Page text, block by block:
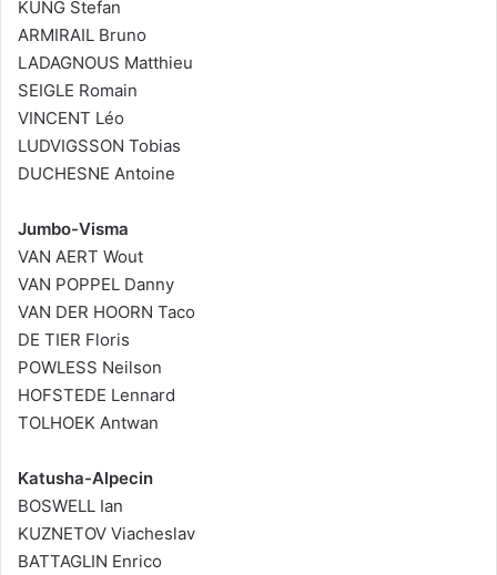
KUNG Stefan
ARMIRAIL Bruno
LADAGNOUS Matthieu
SEIGLE Romain
VINCENT Léo
LUDVIGSSON Tobias
DUCHESNE Antoine
Jumbo-Visma
VAN AERT Wout
VAN POPPEL Danny
VAN DER HOORN Taco
DE TIER Floris
POWLESS Neilson
HOFSTEDE Lennard
TOLHOEK Antwan
Katusha-Alpecin
BOSWELL Ian
KUZNETOV Viacheslav
BATTAGLIN Enrico